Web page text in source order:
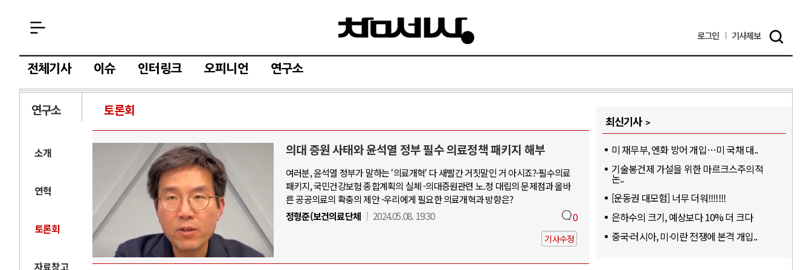
로그인 기사제보
전체기사 이슈 인터링크 오피니언 연구소
연구소 토론회
소개
연혁
토론회
자료창고
의대 증원 사태와 윤석열 정부 필수 의료정책 패키지 해부
여러분, 윤석열 정부가 말하는 ‘의료개혁‘ 다 새빨간 거짓말인 거 아시죠?-필수의료
패키지, 국민건강보험 종합계획의 실체 -의대증원관련 노.정 대립의 문제점과 올바
른 공공의료의 확충의 제안 -우리에게 필요한 의료개혁과 방향은?
정형준(보건의료단체
2024.05.08. 19:30 0
기사수정
최신기사
미 재무부, 엔화 방어 개입…미 국채 대..
기술봉건제 가설을 위한 마르크스주의적
논..
[운동권 대모험] 너무 더워!!!!!!!
은하수의 크기, 예상보다 10% 더 크다
중국·러시아, 미·이란 전쟁에 본격 개입..